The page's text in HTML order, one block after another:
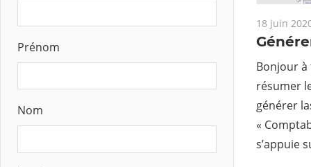
18 juin
Bonjour à
résumer
générer
«
s’appuie
Prénom
Nom